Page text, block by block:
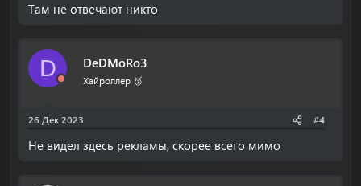
Там не отвечают никто
D DeDMoRo3
Хайроллер 🥉
26 Дек 2023 #4
Не видел здесь рекламы, скорее всего мимо